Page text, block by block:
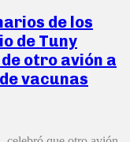
de los
de Tuny
otro avión a
vacunas